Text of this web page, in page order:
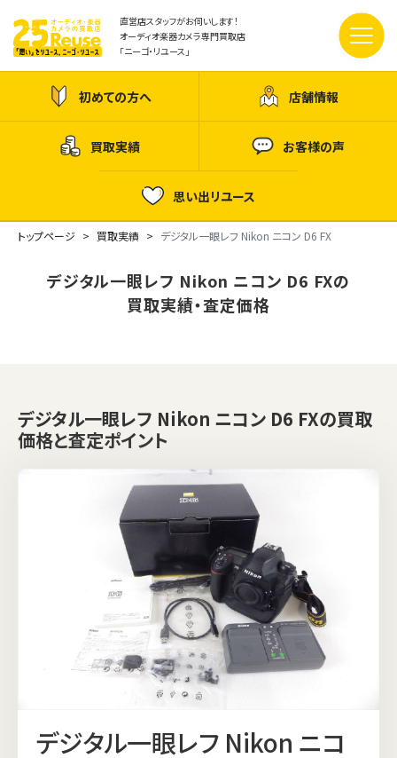
直営店スタッフがお伺いします！
オーディオ楽器カメラ専門買取店
「ニーゴ・リユース」
初めての方へ 店舗情報
買取実績 お客様の声
思い出リユース
トップページ 買取実績 デジタル一眼レフ Nikon ニコン D6 FX
デジタル一眼レフ Nikon ニコン D6 FXの
買取実績・査定価格
デジタル一眼レフ Nikon ニコン D6 FXの買取
価格と査定ポイント
デジタル一眼レフ Nikon ニコ